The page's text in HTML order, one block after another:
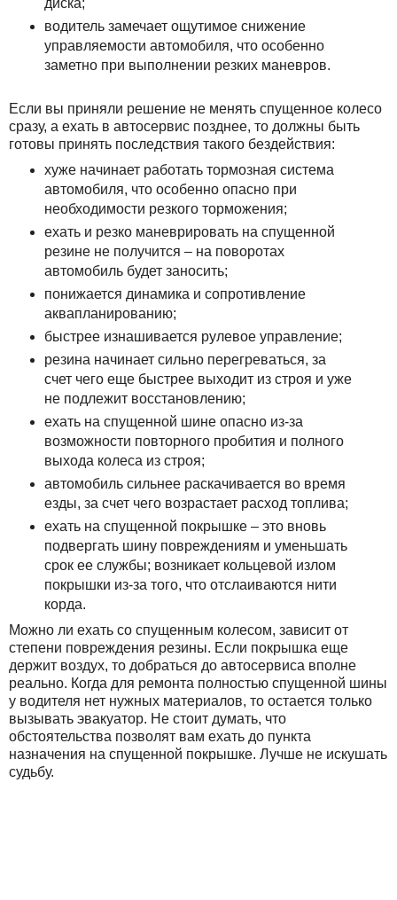
диска;
водитель замечает ощутимое снижение
управляемости автомобиля, что особенно
заметно при выполнении резких маневров.
Если вы приняли решение не менять спущенное колесо
сразу, а ехать в автосервис позднее, то должны быть
готовы принять последствия такого бездействия:
хуже начинает работать тормозная система
автомобиля, что особенно опасно при
необходимости резкого торможения;
ехать и резко маневрировать на спущенной
резине не получится – на поворотах
автомобиль будет заносить;
понижается динамика и сопротивление
аквапланированию;
быстрее изнашивается рулевое управление;
резина начинает сильно перегреваться, за
счет чего еще быстрее выходит из строя и уже
не подлежит восстановлению;
ехать на спущенной шине опасно из-за
возможности повторного пробития и полного
выхода колеса из строя;
автомобиль сильнее раскачивается во время
езды, за счет чего возрастает расход топлива;
ехать на спущенной покрышке – это вновь
подвергать шину повреждениям и уменьшать
срок ее службы; возникает кольцевой излом
покрышки из-за того, что отслаиваются нити
корда.
Можно ли ехать со спущенным колесом, зависит от
степени повреждения резины. Если покрышка еще
держит воздух, то добраться до автосервиса вполне
реально. Когда для ремонта полностью спущенной шины
у водителя нет нужных материалов, то остается только
вызывать эвакуатор. Не стоит думать, что
обстоятельства позволят вам ехать до пункта
назначения на спущенной покрышке. Лучше не искушать
судьбу.